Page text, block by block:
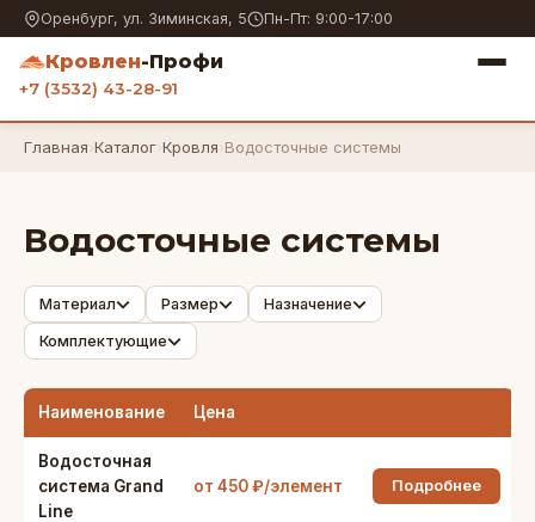
Оренбург, ул. Зиминская, 5 Пн-Пт: 9:00-17:00
Кровлен-Профи
+7 (3532) 43-28-91
Главная›Каталог›Кровля›Водосточные системы
Водосточные системы
Материал Размер Назначение
Комплектующие
Наименование Цена
Водосточная
система Grand
Line
от 450 ₽/элемент Подробнее